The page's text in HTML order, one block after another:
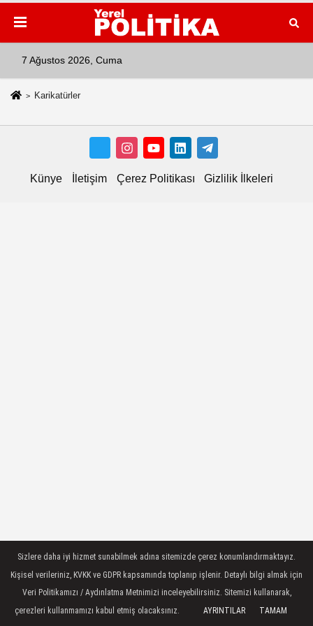
7 Ağustos 2026, Cuma
Karikatürler
Künye İletişim Çerez Politikası Gizlilik İlkeleri
Sizlere daha iyi hizmet sunabilmek adına sitemizde çerez konumlandırmaktayız.
Kişisel verileriniz, KVKK ve GDPR kapsamında toplanıp işlenir. Detaylı bilgi almak için
Veri Politikamızı / Aydınlatma Metnimizi inceleyebilirsiniz. Sitemizi kullanarak,
çerezleri kullanmamızı kabul etmiş olacaksınız.
AYRINTILAR TAMAM